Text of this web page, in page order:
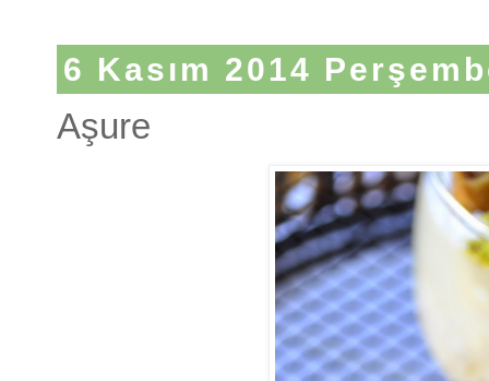
6 Kasım 2014
Aşure